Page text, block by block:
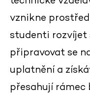
vznikne
studenti rozvíjet
připravovat se
uplatnění a
přesahují rámec